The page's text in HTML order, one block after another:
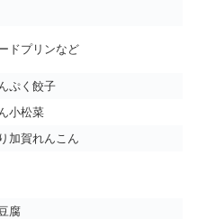
ドプリンなど
ぷく餃子
小松菜
加賀れんこん
腐